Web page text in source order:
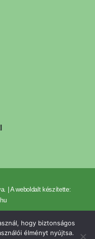
| A weboldalt készítette:
hogy biztonságos
élményt nyújtsa.